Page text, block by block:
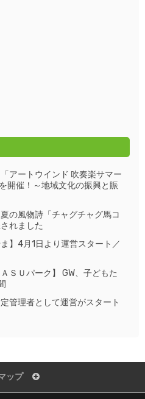
アートウインド 吹奏楽サマー
開催！～地域文化の振興と賑
の風物詩「チャグチャグ馬コ
れました
】4月1日より運営スタート／
ＳＵパーク】 GW、子どもた
管理者として運営がスタート
ップ